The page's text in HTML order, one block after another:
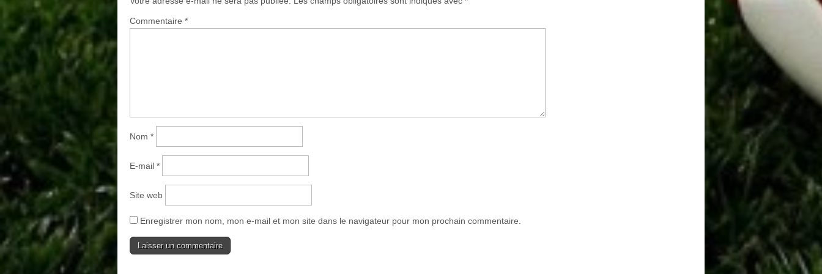
Commentaire *
Nom *
E-mail *
Site web
Enregistrer mon nom, mon e-mail et mon site dans le navigateur pour mon prochain commentaire.